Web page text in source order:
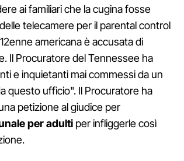
ai familiari che la cugina fosse
telecamere per il parental control
americana è accusata di
Il Procuratore del Tennessee ha
e inquietanti mai commessi da un
questo ufficio". Il Procuratore ha
petizione al giudice per
per adulti per infliggerle così